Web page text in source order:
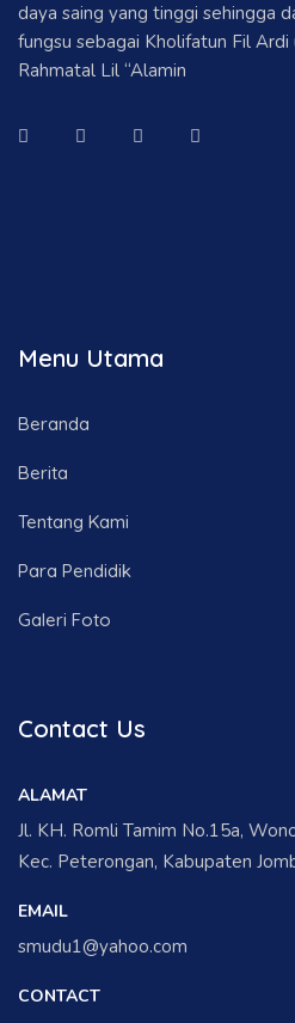
daya saing yang tinggi sehingga
fungsu sebagai Kholifatun Fil
Rahmatal Lil “Alamin
Menu Utama
Beranda
Berita
Tentang Kami
Para Pendidik
Galeri Foto
Contact Us
ALAMAT
Jl. KH. Romli Tamim No.15a,
Kec. Peterongan, Kabupaten
EMAIL
smudu1@yahoo.com
CONTACT